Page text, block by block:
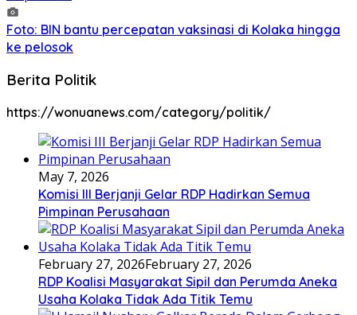
Foto: BIN bantu percepatan vaksinasi di Kolaka hingga
ke pelosok
Berita Politik
https://wonuanews.com/category/politik/
May 7, 2026
Komisi III Berjanji Gelar RDP Hadirkan Semua
Pimpinan Perusahaan
February 27, 2026February 27, 2026
RDP Koalisi Masyarakat Sipil dan Perumda Aneka
Usaha Kolaka Tidak Ada Titik Temu